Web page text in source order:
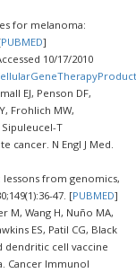
for melanoma:
PUBMED]
10/17/2010
EJ, Penson DF,
Frohlich MW,
Sipuleucel-T
cancer. N Engl J Med.
lessons from genomics,
47. [PUBMED]
M, Wang H, Nuño MA,
ES, Patil CG, Black
dendritic cell vaccine
Cancer Immunol